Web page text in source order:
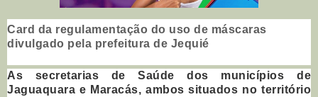
Card da regulamentação do uso de máscaras
divulgado pela prefeitura de Jequié
As secretarias de Saúde dos municípios de
Jaguaquara e Maracás, ambos situados no território